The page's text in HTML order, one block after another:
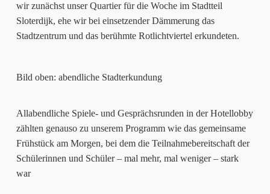
wir zunächst unser Quartier für die Woche im Stadtteil
Sloterdijk, ehe wir bei einsetzender Dämmerung das
Stadtzentrum und das berühmte Rotlichtviertel erkundeten.
Bild oben: abendliche Stadterkundung
Allabendliche Spiele- und Gesprächsrunden in der Hotellobby
zählten genauso zu unserem Programm wie das gemeinsame
Frühstück am Morgen, bei dem die Teilnahmebereitschaft der
Schülerinnen und Schüler – mal mehr, mal weniger – stark
war